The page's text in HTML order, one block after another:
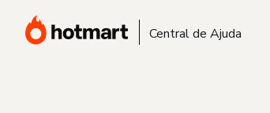
Central de Ajuda